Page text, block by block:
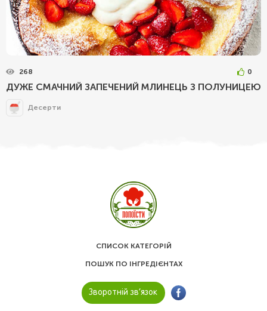
268 0
ДУЖЕ СМАЧНИЙ ЗАПЕЧЕНИЙ МЛИНЕЦЬ З ПОЛУНИЦЕЮ
Десерти
СПИСОК КАТЕГОРІЙ
ПОШУК ПО ІНГРЕДІЄНТАХ
Зворотній зв’язок